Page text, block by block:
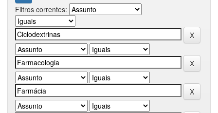
Filtros correntes: